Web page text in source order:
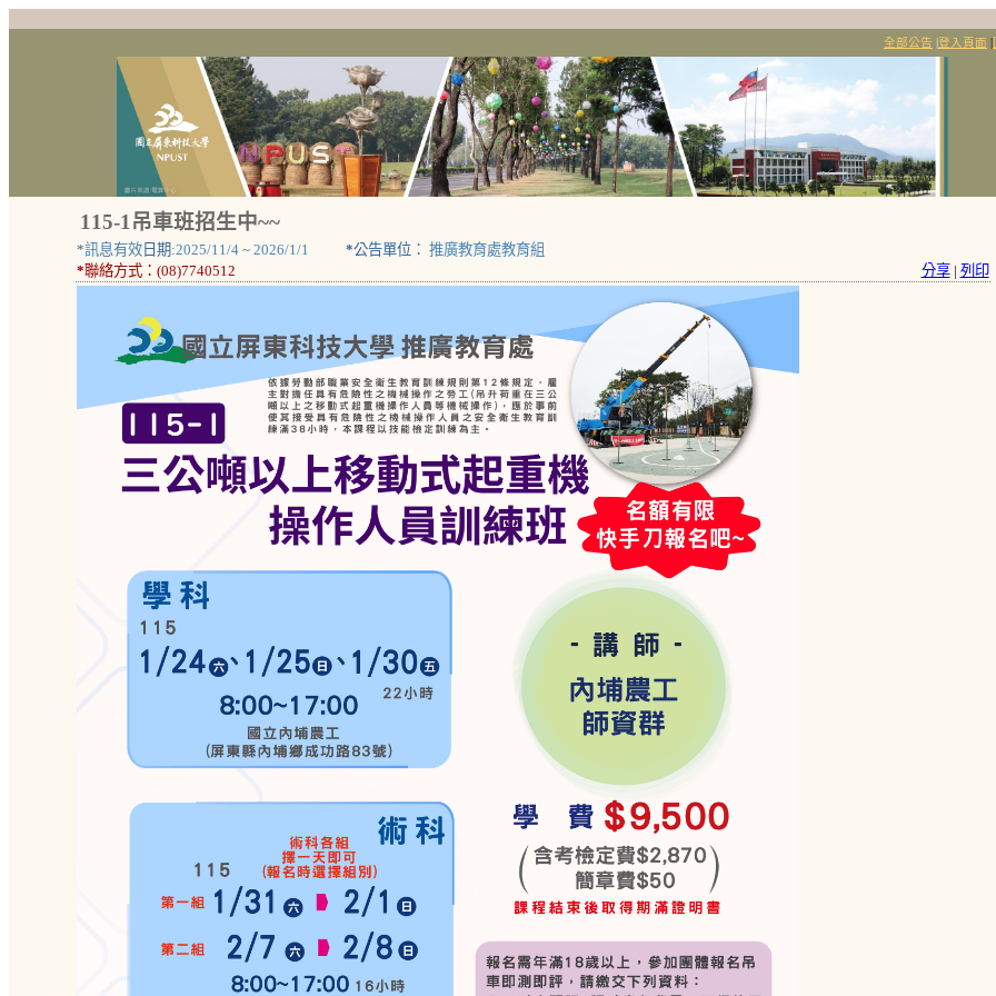
全部公告 登入頁面
115-1吊車班招生中~~
*訊息有效日期:2025/11/4~ 2026/1/1 *公告單位： 推廣教育處教育組
*聯絡方式： (08)7740512 分享 | 列印